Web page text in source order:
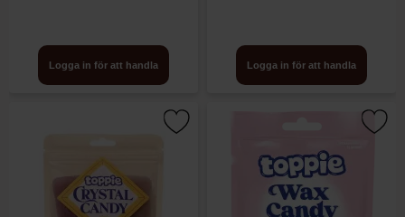
Logga in för att handla Logga in för att handla